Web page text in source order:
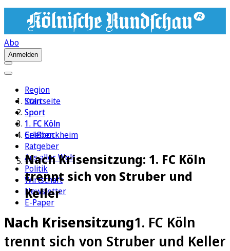
Abo
Anmelden
Region
Köln
Sport
1. FC Köln
Erleben
Ratgeber
Aus aller Welt
Politik
Wirtschaft
Newsletter
E-Paper
Startseite
Sport
1. FC Köln
Geißbockheim
Nach Krisensitzung: 1. FC Köln
trennt sich von Struber und
Keller
Nach Krisensitzung1. FC Köln
trennt sich von Struber und Keller